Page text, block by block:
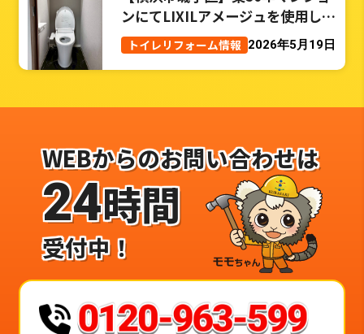
ンにてLIXILアメージュを使用した
トイレリフォーム事例
トイレリフォーム情報 2026年5月19日
WEBからのお問い合わせは
24時間
受付中！